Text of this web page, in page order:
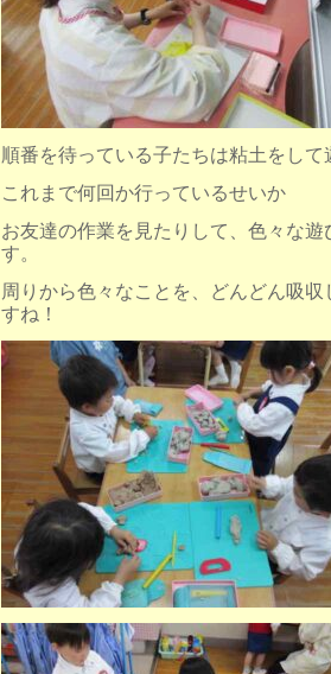
順番を待っている子たちは粘土をし
これまで何回か行っているせいか
お友達の作業を見たりして、色々な
す。
周りから色々なことを、どんどん吸
すね！